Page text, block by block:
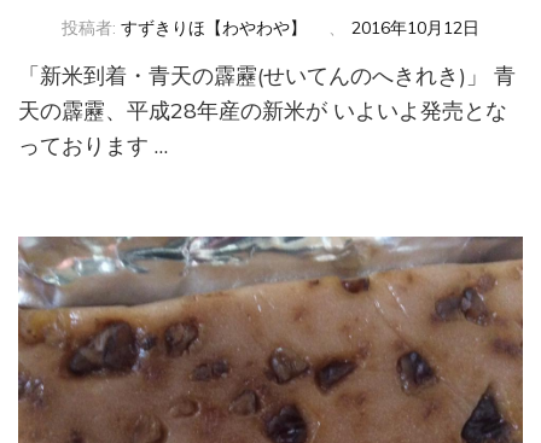
投稿者: すずきりほ【わやわや】 、 2016年10月12日
「新米到着・青天の霹靂(せいてんのへきれき)」 青
天の霹靂、平成28年産の新米が いよいよ発売とな
っております …